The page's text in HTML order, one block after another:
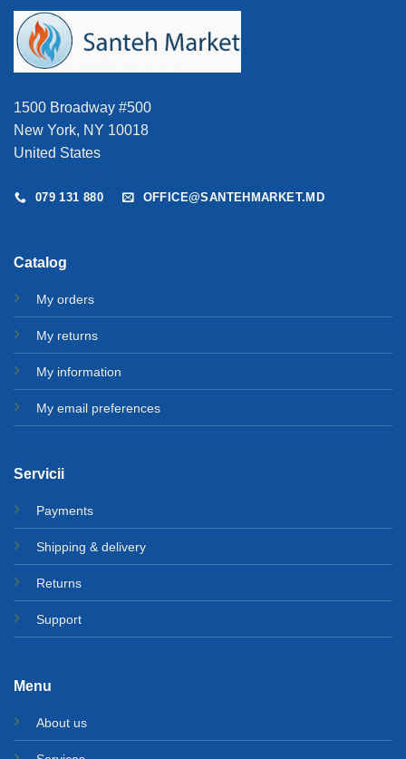
1500 Broadway #500
New York, NY 10018
United States
079 131 880 OFFICE@SANTEHMARKET.MD
Catalog
My orders
My returns
My information
My email preferences
Servicii
Payments
Shipping & delivery
Returns
Support
Menu
About us